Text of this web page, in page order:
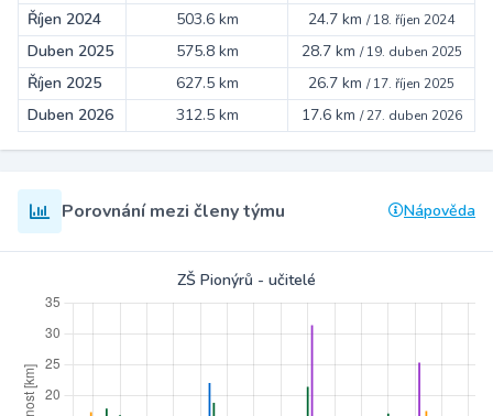
Říjen 2024 503.6 km 24.7 km /18. říjen 2024
Duben 2025 575.8 km 28.7 km /19. duben 2025
Říjen 2025 627.5 km 26.7 km /17. říjen 2025
Duben 2026 312.5 km 17.6 km /27. duben 2026
Porovnání mezi členy týmu Nápověda
ZŠ Pionýrů - učitelé